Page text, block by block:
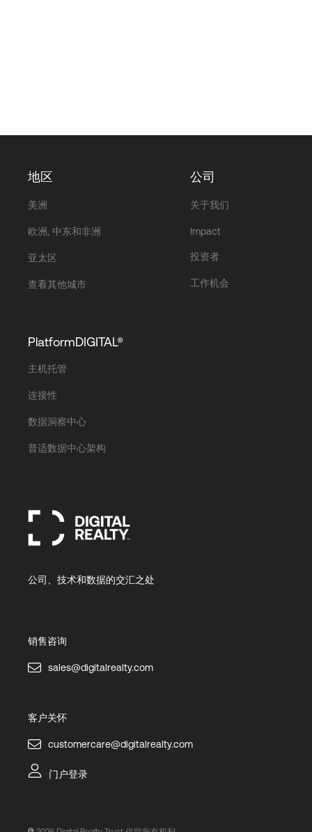
地区
美洲
欧洲, 中东和非洲
亚太区
查看其他城市
公司
关于我们
Impact
投资者
工作机会
PlatformDIGITAL®
主机托管
连接性
数据洞察中心
普适数据中心架构
公司、技术和数据的交汇之处
销售咨询
sales@digitalrealty.com
客户关怀
customercare@digitalrealty.com
门户登录